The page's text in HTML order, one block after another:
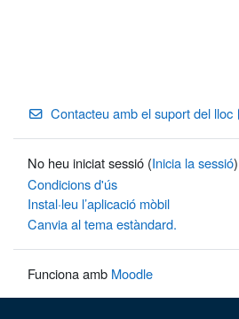
Contacteu amb el suport del lloc
No heu iniciat sessió (Inicia la sessió)
Condicions d'ús
Instal·leu l’aplicació mòbil
Canvia al tema estàndard.
Funciona amb Moodle